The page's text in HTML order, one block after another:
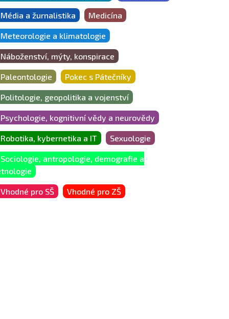
Média a žurnalistika Medicína
Meteorologie a klimatologie
Náboženství, mýty, konspirace
Paleontologie Pokec s Pátečníky
Politologie, geopolitika a vojenství
Psychologie, kognitivní vědy a neurovědy
Robotika, kybernetika a IT Sexuologie
Sociologie, antropologie, demografie a
Vhodné pro SŠ Vhodné pro ZŠ